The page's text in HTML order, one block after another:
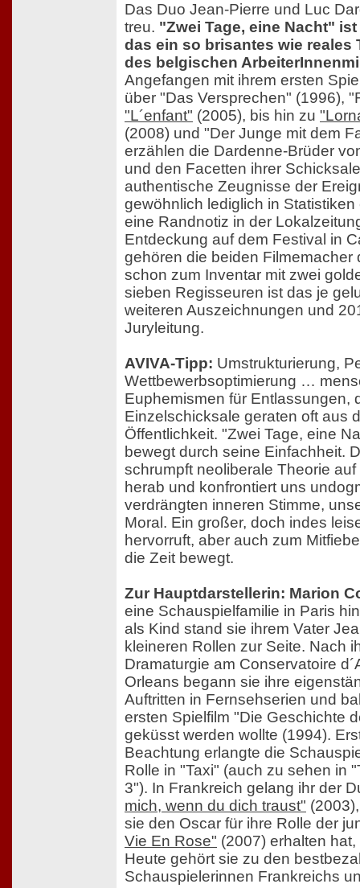
Das Duo Jean-Pierre und Luc
treu. "Zwei Tage, eine Nacht"
das ein so brisantes wie reales
des belgischen
Angefangen mit ihrem ersten
über "Das Versprechen" (1996),
"L´enfant" (2005), bis hin zu
(2008) und "Der Junge mit dem
erzählen die Dardenne-Brüder
und den Facetten ihrer
authentische Zeugnisse der
gewöhnlich lediglich in
eine Randnotiz in der
Entdeckung auf dem Festival in
gehören die beiden Filmemacher
schon zum Inventar mit zwei
sieben Regisseuren ist das je
weiteren Auszeichnungen und
Juryleitung.
AVIVA-Tipp: Umstrukturierung,
Wettbewerbsoptimierung …
Euphemismen für Entlassungen,
Einzelschicksale geraten oft aus
Öffentlichkeit. "Zwei Tage, eine
bewegt durch seine Einfachheit.
schrumpft neoliberale Theorie
herab und konfrontiert uns
verdrängten inneren Stimme,
Moral. Ein großer, doch indes
hervorruft, aber auch zum
die Zeit bewegt.
Zur Hauptdarstellerin: Marion
eine Schauspielfamilie in Paris
als Kind stand sie ihrem Vater
kleineren Rollen zur Seite. Nach
Dramaturgie am Conservatoire
Orleans begann sie ihre
Auftritten in Fernsehserien und
ersten Spielfilm "Die Geschichte
geküsst werden wollte (1994).
Beachtung erlangte die
Rolle in "Taxi" (auch zu sehen in
3"). In Frankreich gelang ihr der
mich, wenn du dich traust"
sie den Oscar für ihre Rolle der
Vie En Rose" (2007) erhalten
Heute gehört sie zu den
Schauspielerinnen Frankreichs